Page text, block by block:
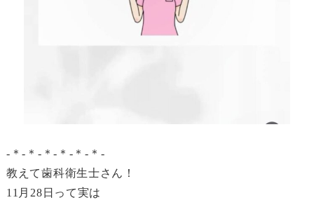
-＊-＊-＊-＊-＊-＊-
教えて歯科衛生士さん！
11月28日って実は